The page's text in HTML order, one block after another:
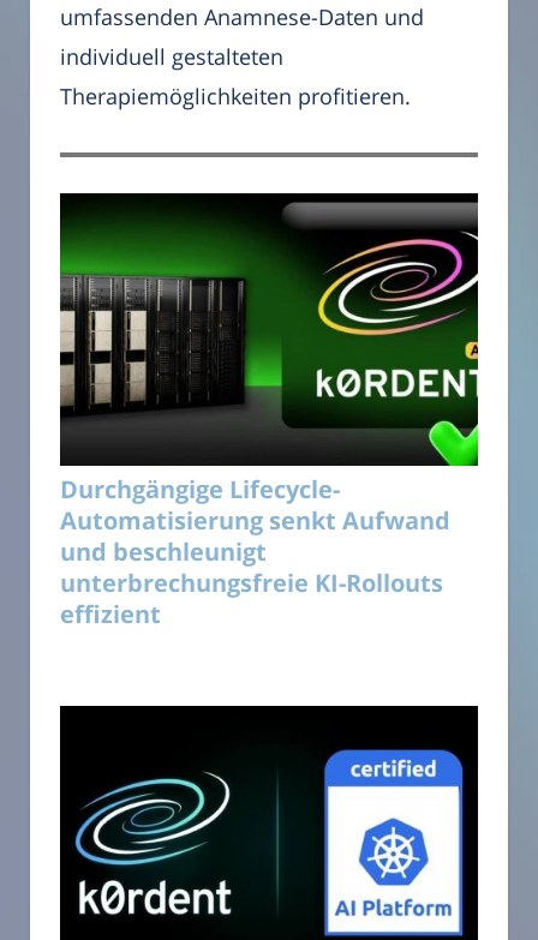
umfassenden Anamnese-Daten und
individuell gestalteten
Therapiemöglichkeiten profitieren.
Durchgängige Lifecycle-
Automatisierung senkt Aufwand
und beschleunigt
unterbrechungsfreie KI-Rollouts
effizient